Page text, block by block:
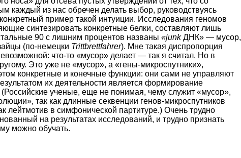
каждый из нас обречен делать выбор, руководствуясь
пример такой интуиции. Исследования геномов
синтезировать конкретные белки, составляют лишь
90 с лишним процентов названы «junkДНК» — мусор,
(по-немецки Trittbrettfahrer). Мне такая диспропорция
что-то «мусор» делает — так я считал. Но в
Это уже не «мусор», а «гены-микроспутники»,
конкретные и конечные функции: они сами не управляют
их деятельности является формирование
(Российские ученые, еще не понимая, чему служит «мусор»,
так как длинные секвенции генов-микроспутников
лейтмотив в симфонической партитуре.) Очень трудно
на результатах исследований, и трудно признать
можно обучать.